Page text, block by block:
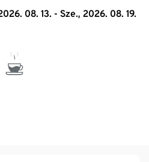
08. 13. - Sze., 2026. 08. 19.